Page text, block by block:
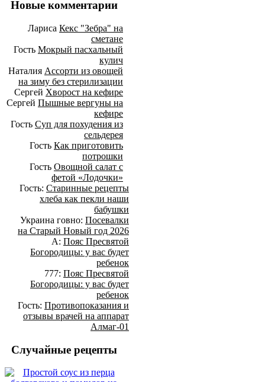
Новые комментарии
Лариса Кекс "Зебра" на
сметане
Гость Мокрый пасхальный
кулич
Наталия Ассорти из овощей
на зиму без стерилизации
Сергей Хворост на кефире
Сергей Пышные вергуны на
кефире
Гость Суп для похудения из
сельдерея
Гость Как приготовить
потрошки
Гость Овощной салат с
фетой «Лодочки»
Гость: Старинные рецепты
хлеба как пекли наши
бабушки
Украина говно: Посевалки
на Старый Новый год 2026
А: Пояс Пресвятой
Богородицы: у вас будет
ребенок
777: Пояс Пресвятой
Богородицы: у вас будет
ребенок
Гость: Противопоказания и
отзывы врачей на аппарат
Алмаг-01
Случайные рецепты